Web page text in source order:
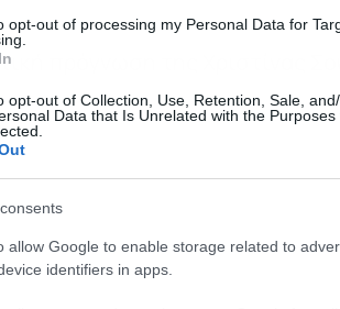
opt-out of processing my Personal Data for
opt-out of Collection, Use, Retention, Sale,
Data that Is Unrelated with the Purposes
allow Google to enable storage related to
identifiers in apps.
πρόγνωση της Χριστίνας